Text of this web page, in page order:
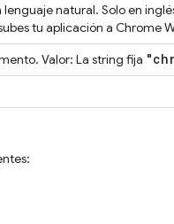
natural. Solo en
tu aplicación a Chrome
Valor: La string fija